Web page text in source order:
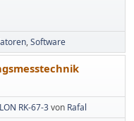
Software
RK-67-3von Rafal